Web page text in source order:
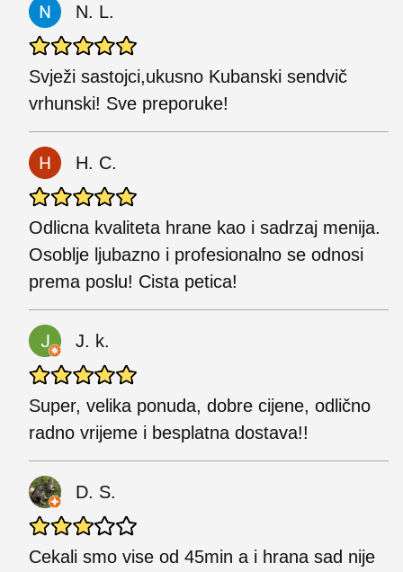
N. L.
Svježi sastojci,ukusno Kubanski sendvič
vrhunski! Sve preporuke!
H. C.
Odlicna kvaliteta hrane kao i sadrzaj menija.
Osoblje ljubazno i profesionalno se odnosi
prema poslu! Cista petica!
J. k.
Super, velika ponuda, dobre cijene, odlično
radno vrijeme i besplatna dostava!!
D. S.
Cekali smo vise od 45min a i hrana sad nije